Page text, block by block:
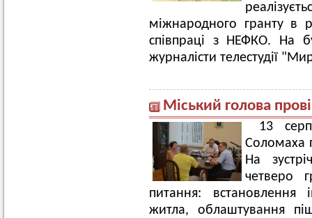
міжнародного гранту в
співпраці з НЕФКО. На
журналісти телестудії
Міський голова
13
Соломаха
На
четверо
питання: встановлення
житла, облаштування